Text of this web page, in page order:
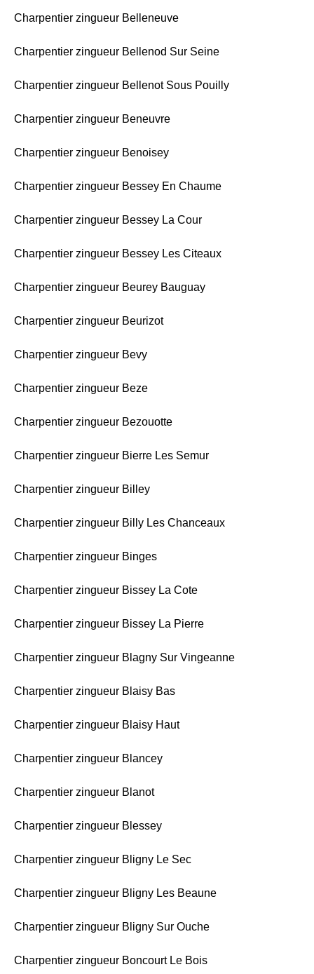
Charpentier zingueur Belleneuve
Charpentier zingueur Bellenod Sur Seine
Charpentier zingueur Bellenot Sous Pouilly
Charpentier zingueur Beneuvre
Charpentier zingueur Benoisey
Charpentier zingueur Bessey En Chaume
Charpentier zingueur Bessey La Cour
Charpentier zingueur Bessey Les Citeaux
Charpentier zingueur Beurey Bauguay
Charpentier zingueur Beurizot
Charpentier zingueur Bevy
Charpentier zingueur Beze
Charpentier zingueur Bezouotte
Charpentier zingueur Bierre Les Semur
Charpentier zingueur Billey
Charpentier zingueur Billy Les Chanceaux
Charpentier zingueur Binges
Charpentier zingueur Bissey La Cote
Charpentier zingueur Bissey La Pierre
Charpentier zingueur Blagny Sur Vingeanne
Charpentier zingueur Blaisy Bas
Charpentier zingueur Blaisy Haut
Charpentier zingueur Blancey
Charpentier zingueur Blanot
Charpentier zingueur Blessey
Charpentier zingueur Bligny Le Sec
Charpentier zingueur Bligny Les Beaune
Charpentier zingueur Bligny Sur Ouche
Charpentier zingueur Boncourt Le Bois